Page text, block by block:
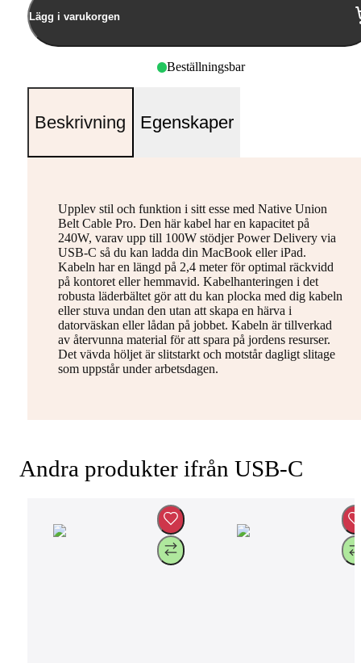
Lägg i varukorgen
Beställningsbar
Beskrivning Egenskaper
Upplev stil och funktion i sitt esse med Native Union
Belt Cable Pro. Den här kabel har en kapacitet på
240W, varav upp till 100W stödjer Power Delivery via
USB-C så du kan ladda din MacBook eller iPad.
Kabeln har en längd på 2,4 meter för optimal räckvidd
på kontoret eller hemmavid. Kabelhanteringen i det
robusta läderbältet gör att du kan plocka med dig kabeln
eller stuva undan den utan att skapa en härva i
datorväskan eller lådan på jobbet. Kabeln är tillverkad
av återvunna material för att spara på jordens resurser.
Det vävda höljet är slitstarkt och motstår dagligt slitage
som uppstår under arbetsdagen.
Andra produkter ifrån USB-C